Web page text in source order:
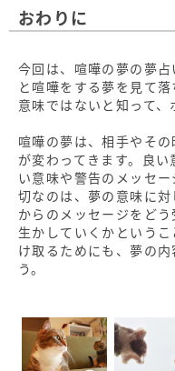
おわりに
今回は、喧嘩の夢の夢
と喧嘩をする夢を見て
意味ではないと知って、
喧嘩の夢は、相手やそ
が変わってきます。良
い意味や警告のメッセ
切なのは、夢の意味に
からのメッセージをど
生かしていくかという
け取るためにも、夢の
う。